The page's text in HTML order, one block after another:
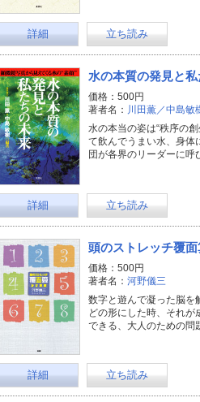
詳細 立ち読み
水の本質の発見と
価格：500円
著者名： 川田薫／中島敏
水の本当の姿は“秩序の
て飲んでうまい水、身体
団が各界のリーダーに呼
詳細 立ち読み
頭のストレッチ覆面
価格：500円
著者名： 河野儀三
数字と遊んで凝った脳を
どの形にした時、それ
できる、大人のための問
詳細 立ち読み